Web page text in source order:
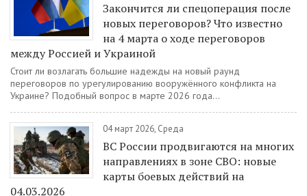
Закончится ли спецоперация после
новых переговоров? Что известно
на 4 марта о ходе переговоров
между Россией и Украиной
Стоит ли возлагать большие надежды на новый раунд
переговоров по урегулированию вооружённого конфликта на
Украине? Подобный вопрос в марте 2026 года...
04 март 2026, Среда
ВС России продвигаются на многих
направлениях в зоне СВО: новые
карты боевых действий на
04.03.2026